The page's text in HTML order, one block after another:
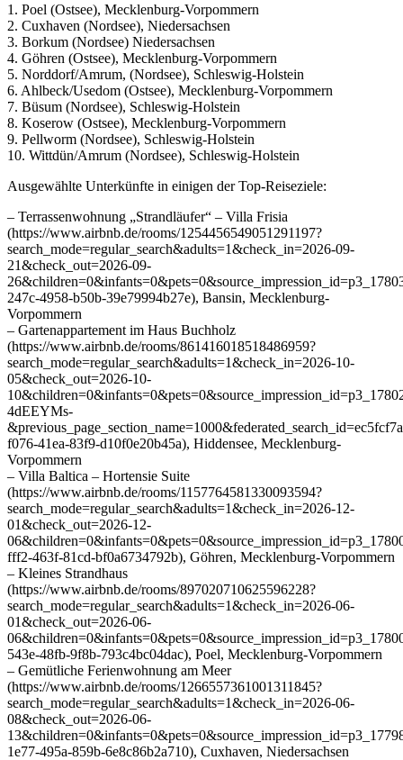
1. Poel (Ostsee), Mecklenburg-Vorpommern
2. Cuxhaven (Nordsee), Niedersachsen
3. Borkum (Nordsee) Niedersachsen
4. Göhren (Ostsee), Mecklenburg-Vorpommern
5. Norddorf/Amrum, (Nordsee), Schleswig-Holstein
6. Ahlbeck/Usedom (Ostsee), Mecklenburg-Vorpommern
7. Büsum (Nordsee), Schleswig-Holstein
8. Koserow (Ostsee), Mecklenburg-Vorpommern
9. Pellworm (Nordsee), Schleswig-Holstein
10. Wittdün/Amrum (Nordsee), Schleswig-Holstein
Ausgewählte Unterkünfte in einigen der Top-Reiseziele:
– Terrassenwohnung „Strandläufer“ – Villa Frisia
(https://www.airbnb.de/rooms/1254456549051291197?
search_mode=regular_search&adults=1&check_in=2026-09-
21&check_out=2026-09-
247c-4958-b50b-39e79994b27e), Bansin, Mecklenburg-
Vorpommern
– Gartenappartement im Haus Buchholz
(https://www.airbnb.de/rooms/861416018518486959?
search_mode=regular_search&adults=1&check_in=2026-10-
05&check_out=2026-10-
4dEEYMs-
f076-41ea-83f9-d10f0e20b45a), Hiddensee, Mecklenburg-
Vorpommern
– Villa Baltica – Hortensie Suite
(https://www.airbnb.de/rooms/1157764581330093594?
search_mode=regular_search&adults=1&check_in=2026-12-
01&check_out=2026-12-
fff2-463f-81cd-bf0a6734792b), Göhren, Mecklenburg-Vorpommern
– Kleines Strandhaus
(https://www.airbnb.de/rooms/897020710625596228?
search_mode=regular_search&adults=1&check_in=2026-06-
01&check_out=2026-06-
543e-48fb-9f8b-793c4bc04dac), Poel, Mecklenburg-Vorpommern
– Gemütliche Ferienwohnung am Meer
(https://www.airbnb.de/rooms/1266557361001311845?
search_mode=regular_search&adults=1&check_in=2026-06-
08&check_out=2026-06-
1e77-495a-859b-6e8c86b2a710), Cuxhaven, Niedersachsen